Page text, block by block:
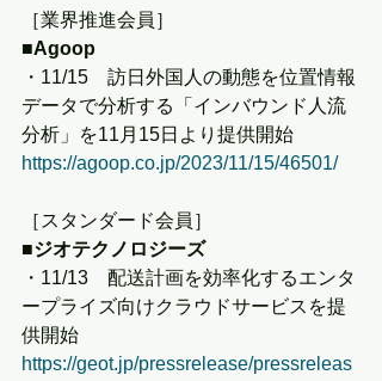
［業界推進会員］
■Agoop
・11/15　訪日外国人の動態を位置情報
データで分析する「インバウンド人流
分析」を11月15日より提供開始
https://agoop.co.jp/2023/11/15/46501/
［スタンダード会員］
■ジオテクノロジーズ
・11/13　配送計画を効率化するエンタ
ープライズ向けクラウドサービスを提
供開始
https://geot.jp/pressrelease/pressreleas